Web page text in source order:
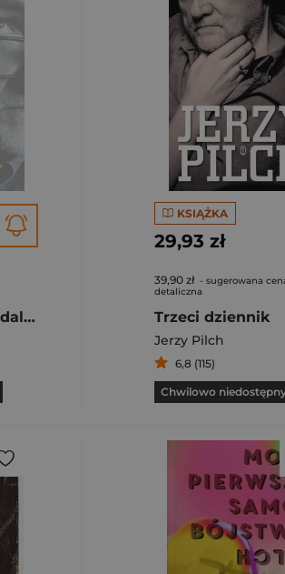
Zuza albo czas oddalenia
KSIĄŻKA
29,93 zł
39,90 zł - sugerowana
detaliczna
Trzeci dziennik
Jerzy Pilch
6,8 (115)
Chwilowo